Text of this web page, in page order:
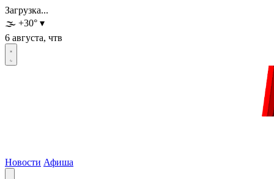
Загрузка...
🌫️ +30° ▾
6 августа, чтв
Новости Афиша